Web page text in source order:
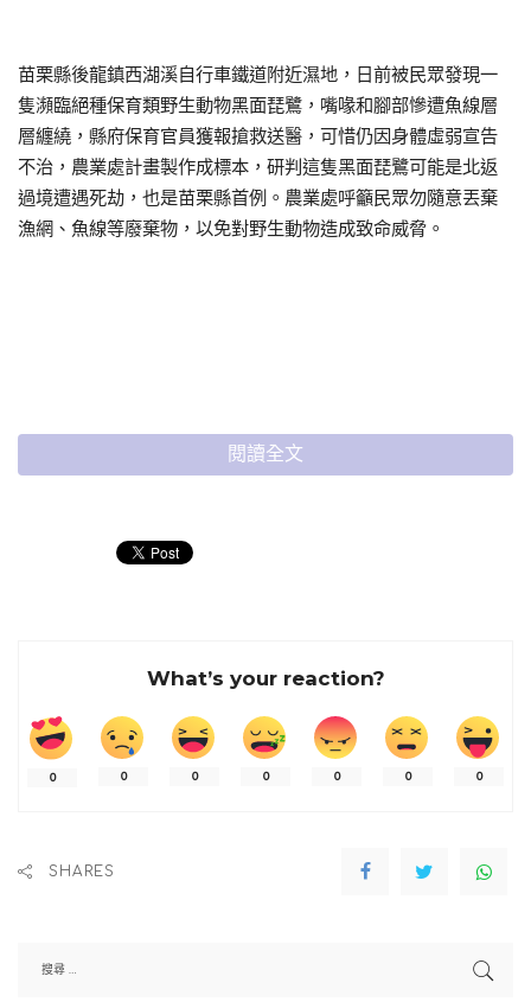
苗栗縣後龍鎮西湖溪自行車鐵道附近濕地，日前被民眾發現一
隻瀕臨絕種保育類野生動物黑面琵鷺，嘴喙和腳部慘遭魚線層
層纏繞，縣府保育官員獲報搶救送醫，可惜仍因身體虛弱宣告
不治，農業處計畫製作成標本，研判這隻黑面琵鷺可能是北返
過境遭遇死劫，也是苗栗縣首例。農業處呼籲民眾勿隨意丟棄
漁網、魚線等廢棄物，以免對野生動物造成致命威脅。
鐵道，看見一隻趴臥於地的白色鳥類，靠近後發現疑為國際自
然保護聯盟（IUCN）紅皮書列為「易危（Vulnerable, VU）」
等級，同時也是我國第1級瀕臨絕種保育類野生動物黑面琵鷺。
閱讀全文
What’s your reaction?
0 0 0 0 0 0 0
SHARES